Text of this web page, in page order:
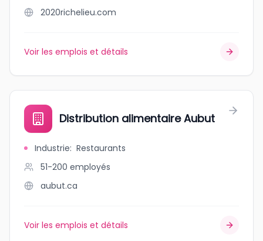
2020richelieu.com
Voir les emplois et détails
Distribution alimentaire Aubut
Industrie: Restaurants
51-200 employés
aubut.ca
Voir les emplois et détails